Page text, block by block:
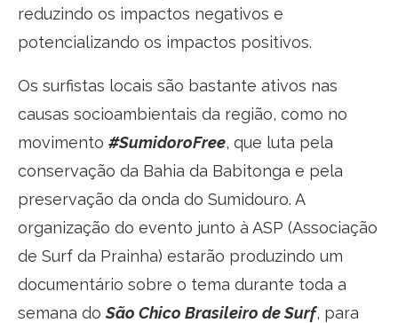
reduzindo os impactos negativos e
potencializando os impactos positivos.
Os surfistas locais são bastante ativos nas
causas socioambientais da região, como no
movimento #SumidoroFree, que luta pela
conservação da Bahia da Babitonga e pela
preservação da onda do Sumidouro. A
organização do evento junto à ASP (Associação
de Surf da Prainha) estarão produzindo um
documentário sobre o tema durante toda a
semana doSão Chico Brasileiro de Surf, para